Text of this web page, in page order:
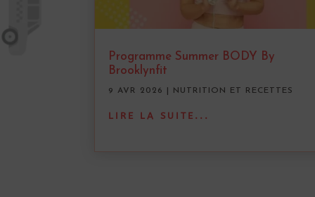
Programme Summer BODY By
Brooklynfit
9 AVR 2026 NUTRITION ET RECETTES
LIRE LA SUITE...